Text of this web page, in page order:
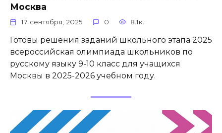
Москва
17 сентября, 2025 0 8.1к.
Готовы решения заданий школьного этапа 2025
всероссийская олимпиада школьников по
русскому языку 9-10 класс для учащихся
Москвы в 2025-2026 учебном году.